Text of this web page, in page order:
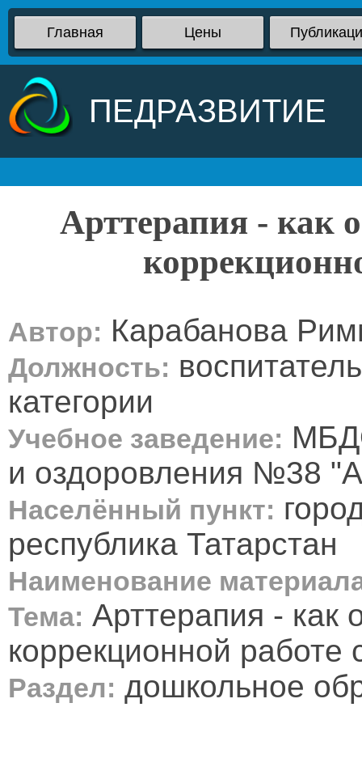
Главная Цены
ПЕДРАЗВИТИЕ
Арттерапия - как
Автор: Карабанова
Должность:
категории
Учебное заведение:
и оздоровления №38
Населённый пункт:
республика Татарстан
Наименование
Тема: Арттерапия - как
коррекционной работе
Раздел: дошкольное